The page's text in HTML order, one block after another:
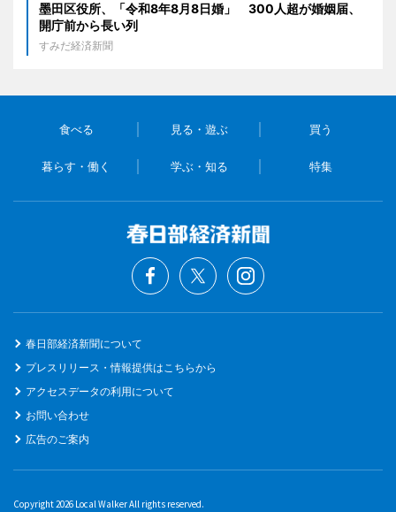
墨田区役所、「令和8年8月8日婚」 300人超が婚姻届、
開庁前から長い列
すみだ経済新聞
食べる 見る・遊ぶ 買う
暮らす・働く 学ぶ・知る 特集
春日部経済新聞について
プレスリリース・情報提供はこちらから
アクセスデータの利用について
お問い合わせ
広告のご案内
Copyright 2026 Local Walker All rights reserved.